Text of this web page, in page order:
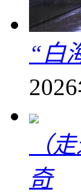
“白
（
奇